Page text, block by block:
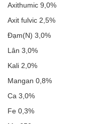
Axithumic 9,0%
Axit fulvic 2,5%
Đạm(N) 3,0%
Lân 3,0%
Kali 2,0%
Mangan 0,8%
Ca 3,0%
Fe 0,3%